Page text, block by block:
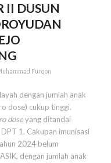
II DUSUN
Furqon
dengan jumlah anak
dose) cukup tinggi.
doseyang ditandai
1. Cakupan imunisasi
2024 belum
dengan jumlah anak